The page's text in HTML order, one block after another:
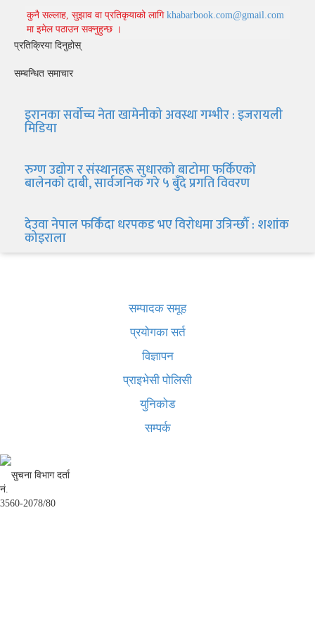
कुनै सल्लाह, सुझाव वा प्रतिकृयाको लागि khabarbook.com@gmail.com
मा इमेल पठाउन सक्नुहुन्छ ।
प्रतिक्रिया दिनुहोस्
सम्बन्धित समाचार
इरानका सर्वोच्च नेता खामेनीको अवस्था गम्भीर : इजरायली
मिडिया
रुग्ण उद्योग र संस्थानहरू सुधारको बाटोमा फर्किएको
बालेनकाे दाबी, सार्वजनिक गरे ५ बुँदे प्रगति विवरण
देउवा नेपाल फर्किंदा धरपकड भए विरोधमा उत्रिन्छौँ : शशांक
कोइराला
सम्पादक समूह
प्रयोगका सर्त
विज्ञापन
प्राइभेसी पोलिसी
युनिकोड
सम्पर्क
सुचना विभाग दर्ता
नं.
3560-2078/80